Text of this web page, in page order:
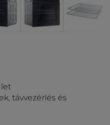
távvezérlés és